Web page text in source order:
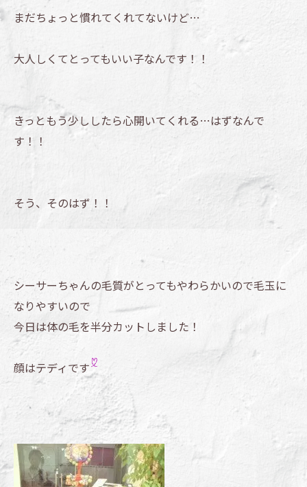
まだちょっと慣れてくれてないけど…
大人しくてとってもいい子なんです！！
きっともう少ししたら心開いてくれる…はずなんで
す！！
そう、そのはず！！
シーサーちゃんの毛質がとってもやわらかいので毛玉に
なりやすいので
今日は体の毛を半分カットしました！
顔はテディです